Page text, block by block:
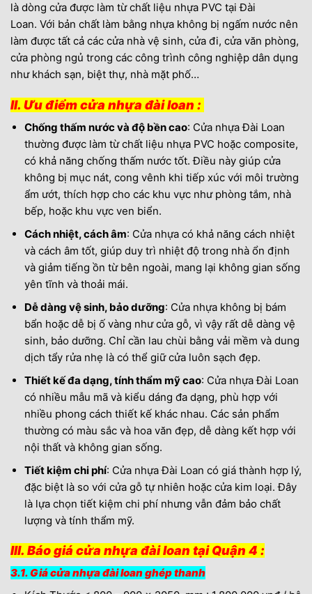
là dòng cửa được làm từ chất liệu nhựa PVC tại Đài
Loan. Với bản chất làm bằng nhựa không bị ngấm nước nên
làm được tất cả các cửa nhà vệ sinh, cửa đi, cửa văn phòng,
cửa phòng ngủ trong các công trình công nghiệp dân dụng
như khách sạn, biệt thự, nhà mặt phố…
II. Ưu điểm cửa nhựa đài loan :
Chống thấm nước và độ bền cao: Cửa nhựa Đài Loan
thường được làm từ chất liệu nhựa PVC hoặc composite,
có khả năng chống thấm nước tốt. Điều này giúp cửa
không bị mục nát, cong vênh khi tiếp xúc với môi trường
ẩm ướt, thích hợp cho các khu vực như phòng tắm, nhà
bếp, hoặc khu vực ven biển.
Cách nhiệt, cách âm: Cửa nhựa có khả năng cách nhiệt
và cách âm tốt, giúp duy trì nhiệt độ trong nhà ổn định
và giảm tiếng ồn từ bên ngoài, mang lại không gian sống
yên tĩnh và thoải mái.
Dễ dàng vệ sinh, bảo dưỡng: Cửa nhựa không bị bám
bẩn hoặc dễ bị ố vàng như cửa gỗ, vì vậy rất dễ dàng vệ
sinh, bảo dưỡng. Chỉ cần lau chùi bằng vải mềm và dung
dịch tẩy rửa nhẹ là có thể giữ cửa luôn sạch đẹp.
Thiết kế đa dạng, tính thẩm mỹ cao: Cửa nhựa Đài Loan
có nhiều mẫu mã và kiểu dáng đa dạng, phù hợp với
nhiều phong cách thiết kế khác nhau. Các sản phẩm
thường có màu sắc và hoa văn đẹp, dễ dàng kết hợp với
nội thất và không gian sống.
Tiết kiệm chi phí: Cửa nhựa Đài Loan có giá thành hợp lý,
đặc biệt là so với cửa gỗ tự nhiên hoặc cửa kim loại. Đây
là lựa chọn tiết kiệm chi phí nhưng vẫn đảm bảo chất
lượng và tính thẩm mỹ.
III. Báo giá cửa nhựa đài loan tại Quận 4 :
3.1. Giá cửa nhựa đài loan ghép thanh